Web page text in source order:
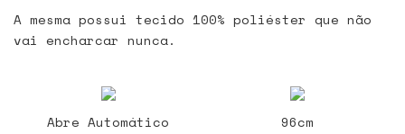
A mesma possui tecido 100% poliéster que não
vai encharcar nunca.
Abre Automático
96cm